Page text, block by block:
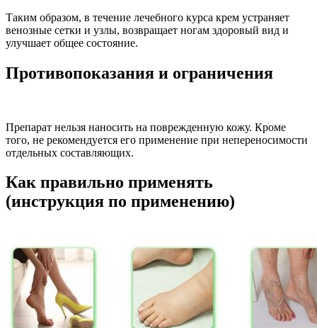
Таким образом, в течение лечебного курса крем устраняет
венозные сетки и узлы, возвращает ногам здоровый вид и
улучшает общее состояние.
Противопоказания и ограничения
Препарат нельзя наносить на поврежденную кожу. Кроме
того, не рекомендуется его применение при непереносимости
отдельных составляющих.
Как правильно применять
(инструкция по применению)